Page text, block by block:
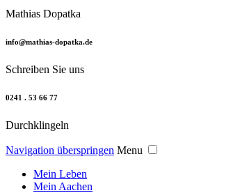
Mathias Dopatka
info@mathias-dopatka.de
Schreiben Sie uns
0241 . 53 66 77
Durchklingeln
Navigation überspringen Menu
Mein Leben
Mein Aachen